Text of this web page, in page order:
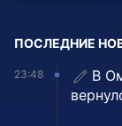
ПОСЛЕДНИЕ
23:48
В